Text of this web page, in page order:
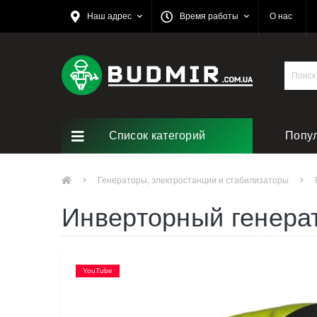
Наш адрес Время работы О нас
Список категорий
Генераторы, электростанции и стабилизаторы
Инверторный
YouTube